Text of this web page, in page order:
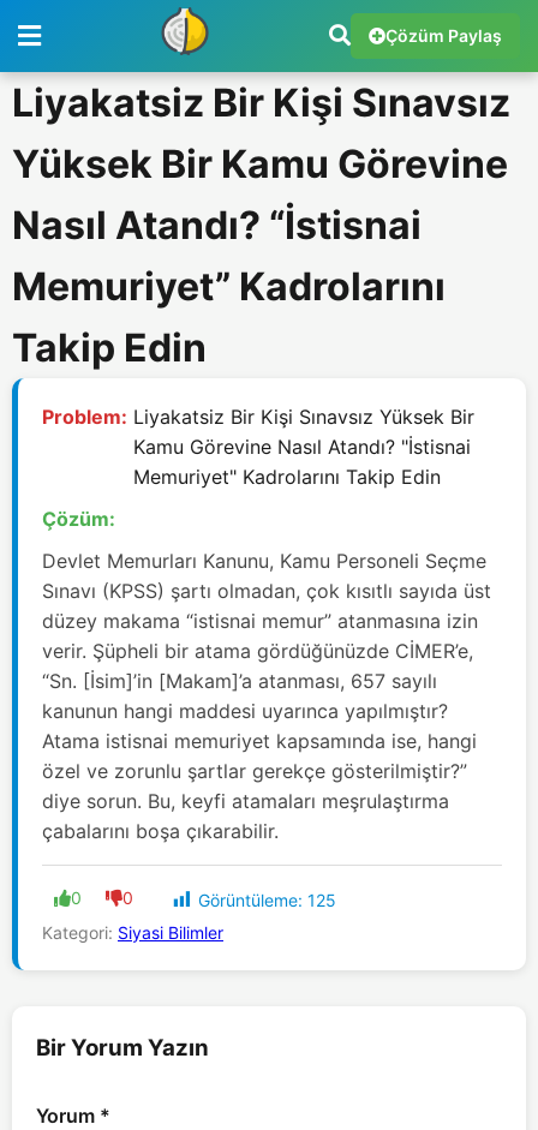
Çözüm Paylaş
Liyakatsiz Bir Kişi Sınavsız
Yüksek Bir Kamu Görevine
Nasıl Atandı? “İstisnai
Memuriyet” Kadrolarını
Takip Edin
Problem: Liyakatsiz Bir Kişi Sınavsız Yüksek Bir
Kamu Görevine Nasıl Atandı? "İstisnai
Memuriyet" Kadrolarını Takip Edin
Çözüm:
Devlet Memurları Kanunu, Kamu Personeli Seçme
Sınavı (KPSS) şartı olmadan, çok kısıtlı sayıda üst
düzey makama “istisnai memur” atanmasına izin
verir. Şüpheli bir atama gördüğünüzde CİMER’e,
“Sn. [İsim]’in [Makam]’a atanması, 657 sayılı
kanunun hangi maddesi uyarınca yapılmıştır?
Atama istisnai memuriyet kapsamında ise, hangi
özel ve zorunlu şartlar gerekçe gösterilmiştir?”
diye sorun. Bu, keyfi atamaları meşrulaştırma
çabalarını boşa çıkarabilir.
0 0 Görüntüleme: 125
Kategori: Siyasi Bilimler
Bir Yorum Yazın
Yorum *